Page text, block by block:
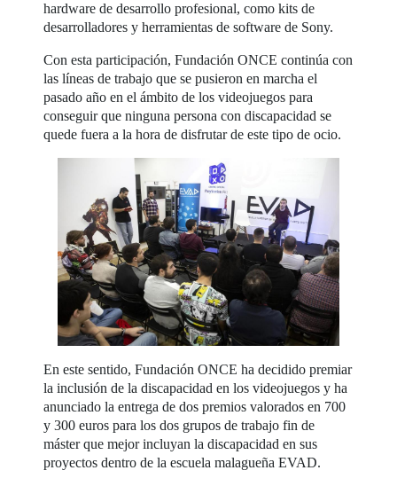
hardware de desarrollo profesional, como kits de
desarrolladores y herramientas de software de Sony.
Con esta participación, Fundación ONCE continúa con
las líneas de trabajo que se pusieron en marcha el
pasado año en el ámbito de los videojuegos para
conseguir que ninguna persona con discapacidad se
quede fuera a la hora de disfrutar de este tipo de ocio.
En este sentido, Fundación ONCE ha decidido premiar
la inclusión de la discapacidad en los videojuegos y ha
anunciado la entrega de dos premios valorados en 700
y 300 euros para los dos grupos de trabajo fin de
máster que mejor incluyan la discapacidad en sus
proyectos dentro de la escuela malagueña EVAD.